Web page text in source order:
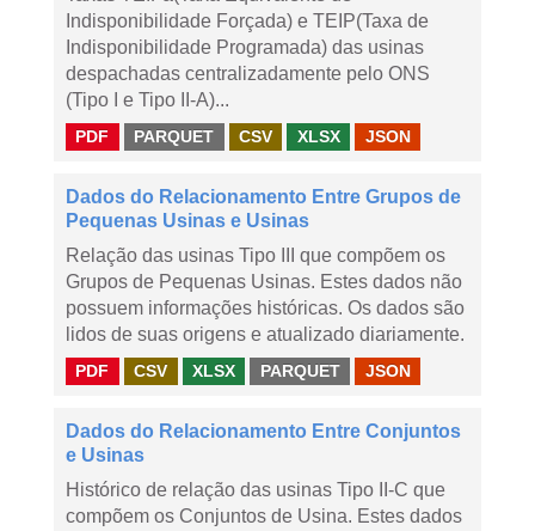
Indisponibilidade Forçada) e TEIP(Taxa de
Indisponibilidade Programada) das usinas
despachadas centralizadamente pelo ONS
(Tipo I e Tipo II-A)...
PDF PARQUET CSV XLSX JSON
Dados do Relacionamento Entre Grupos de
Pequenas Usinas e Usinas
Relação das usinas Tipo III que compõem os
Grupos de Pequenas Usinas. Estes dados não
possuem informações históricas. Os dados são
lidos de suas origens e atualizado diariamente.
PDF CSV XLSX PARQUET JSON
Dados do Relacionamento Entre Conjuntos
e Usinas
Histórico de relação das usinas Tipo II-C que
compõem os Conjuntos de Usina. Estes dados